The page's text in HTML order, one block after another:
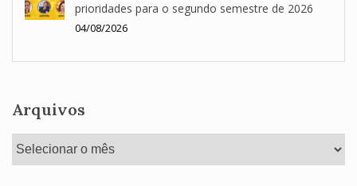
prioridades para o segundo semestre de 2026
04/08/2026
Arquivos
Arquivos